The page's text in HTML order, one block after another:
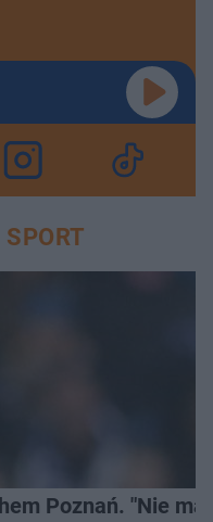
Poznań. "Nie ma